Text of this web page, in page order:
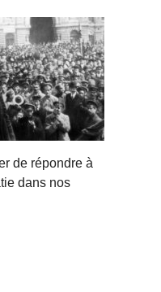
de répondre à
dans nos